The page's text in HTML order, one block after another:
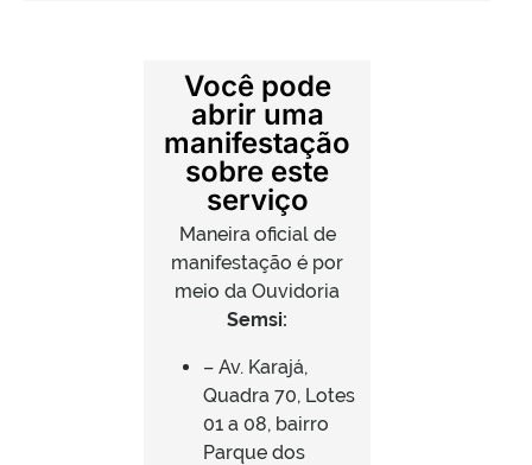
Você pode
abrir uma
manifestação
sobre este
serviço
Maneira oficial de
manifestação é por
meio da Ouvidoria
Semsi:
– Av. Karajá,
Quadra 70, Lotes
01 a 08, bairro
Parque dos